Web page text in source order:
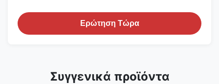
Ερώτηση Τώρα
Συγγενικά προϊόντα